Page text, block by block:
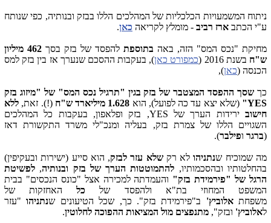
ניתוח המשמעויות הכלכליות של המהלכים הללו בבזק ובנותיה, כפי שנותח
ע"י הכתב ארז רביב - מומלץ לקריאה כאן.
מחיקת "נכס המס" הזה, באה בתוספת להפסד של בזק בסך
462 מיליון
ש"ח בשנת 2016 ( כמפורט כאן), בעקבות ההסכם שנערך אז בין בזק למס
הכנסה (כאן),
כך שסך ההפסד המצטבר של בזק בגין "תרגיל נכס המס" של "מיזוג בזק
YES"
(שלא יצא עד כה לפועל), הוא 1.628 מיליארד ש"ח (!). זאת, ללא
חישוב
ירידות הערך של YES, בזק ופלאפון, בעקבות כל המהלכים
השגויים הללו של צמרת בזק, בעליה ומנכ"לי משרד התקשורת דאז
(ברגר ופילבר).
מה שמוכיח שנתניהו לא רקשלא עזר לבזק, הוא סייע (ישירות ובעקיפין)
בהחלטותיו ובהסכמותיו, להתמוטטות הערך של בזק ובנותיה, לפשיטת
הרגל של "פירמידת בזק" והעמדתה למכירה אצל "כונס הנכסים" בבית
המשפט המחוזי בת"א ולהפסד של כל האחזקות של
משפחתאלוביץ' ב"פירמידת בזק". כך, שכל הטיעונים שנתניהו"עזר
לאלוביץ' ובזק", מתנפצים מול המציאות ההפוכה לחלוטין.